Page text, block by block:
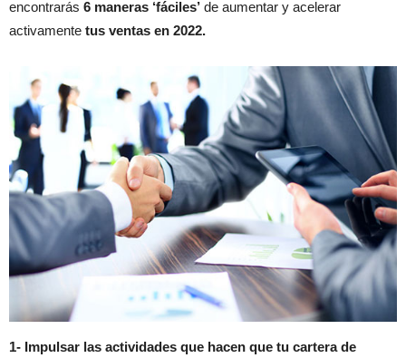
encontrarás 6 maneras ‘fáciles’ de aumentar y acelerar
activamente tus ventas en 2022.
1- Impulsar las actividades que hacen que tu cartera de